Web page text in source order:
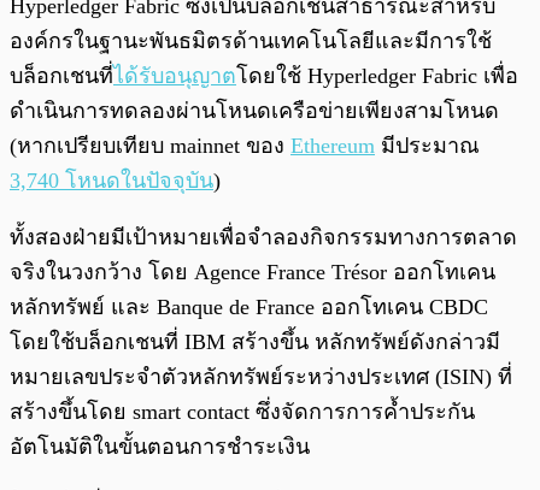
Hyperledger Fabric ซึ่งเป็นบล็อกเชนสาธารณะสำหรับ
องค์กรในฐานะพันธมิตรด้านเทคโนโลยีและมีการใช้
บล็อกเชนที่ได้รับอนุญาตโดยใช้ Hyperledger Fabric เพื่อ
ดำเนินการทดลองผ่านโหนดเครือข่ายเพียงสามโหนด
(หากเปรียบเทียบ mainnet ของ Ethereum มีประมาณ
3,740 โหนดในปัจจุบัน)
ทั้งสองฝ่ายมีเป้าหมายเพื่อจำลองกิจกรรมทางการตลาด
จริงในวงกว้าง โดย Agence France Trésor ออกโทเคน
หลักทรัพย์ และ Banque de France ออกโทเคน CBDC
โดยใช้บล็อกเชนที่ IBM สร้างขึ้น หลักทรัพย์ดังกล่าวมี
หมายเลขประจำตัวหลักทรัพย์ระหว่างประเทศ (ISIN) ที่
สร้างขึ้นโดย smart contact ซึ่งจัดการการค้ำประกัน
อัตโนมัติในขั้นตอนการชำระเงิน